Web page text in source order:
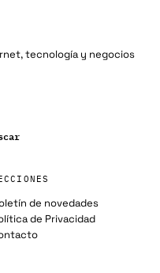
tecnología y negocios
de novedades
de Privacidad